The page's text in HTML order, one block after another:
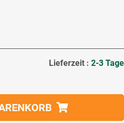
Lieferzeit : 2-3 Tage